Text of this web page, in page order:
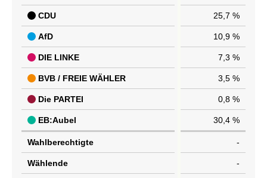
CDU 25,7 %
AfD 10,9 %
DIE LINKE 7,3 %
BVB / FREIE WÄHLER 3,5 %
Die PARTEI 0,8 %
EB:Aubel 30,4 %
Wahlberechtigte -
Wählende -